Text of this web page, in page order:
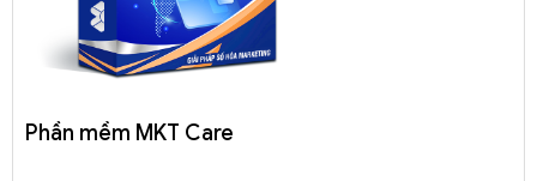
Phần mềm MKT Care